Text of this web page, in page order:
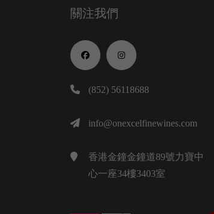
關注我們
(852) 56118688
info@onexcelfinewines.com
香港金鐘金鐘道89號力寶中
心一座34樓3403室